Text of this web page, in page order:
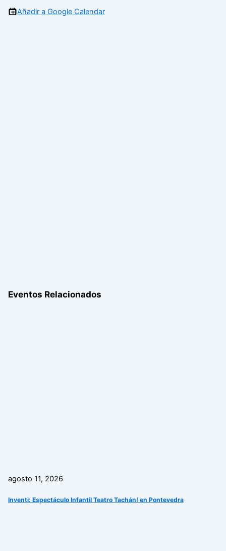
Añadir a Google Calendar
Eventos Relacionados
agosto 11, 2026
Inventi: Espectáculo Infantil Teatro Tachán! en Pontevedra